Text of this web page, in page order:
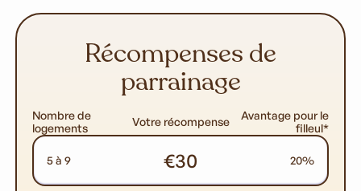
Récompenses de
parrainage
Nombre de
logements
Votre récompense
Avantage pour le
filleul*
5 à 9 €30 20%